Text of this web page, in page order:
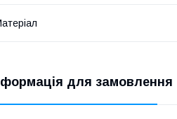
для замовлення